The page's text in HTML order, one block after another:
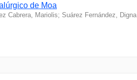
de Moa
Cabrera, Mariolis; Suárez Fernández, Digna